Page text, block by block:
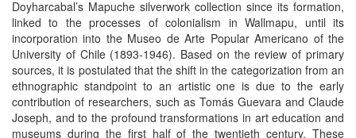
Doyharcabal’s Mapuche silverwork collection since its formation,
linked to the processes of colonialism in Wallmapu, until its
incorporation into the Museo de Arte Popular Americano of the
University of Chile (1893-1946). Based on the review of primary
sources, it is postulated that the shift in the categorization from an
ethnographic standpoint to an artistic one is due to the early
contribution of researchers, such as Tomás Guevara and Claude
Joseph, and to the profound transformations in art education and
museums during the first half of the twentieth century. These